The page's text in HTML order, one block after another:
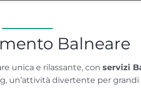
Balneare
unica e rilassante, con servizi
un’attività divertente per